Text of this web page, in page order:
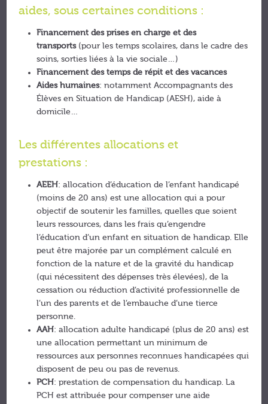
aides, sous certaines conditions :
Financement des prises en charge et des
transports(pour les temps scolaires, dans le cadre des
soins, sorties liées à la vie sociale…)
Financement des temps de répit et des vacances
Aides humaines: notamment Accompagnants des
Élèves en Situation de Handicap (AESH), aide à
domicile…
Les différentes allocations et
prestations :
AEEH : allocation d’éducation de l’enfant handicapé
(moins de 20 ans) est une allocation qui a pour
objectif de soutenir les familles, quelles que soient
leurs ressources, dans les frais qu’engendre
l’éducation d’un enfant en situation de handicap. Elle
peut être majorée par un complément calculé en
fonction de la nature et de la gravité du handicap
(qui nécessitent des dépenses très élevées), de la
cessation ou réduction d’activité professionnelle de
l’un des parents et de l’embauche d’une tierce
personne.
AAH : allocation adulte handicapé (plus de 20 ans) est
une allocation permettant un minimum de
ressources aux personnes reconnues handicapées qui
disposent de peu ou pas de revenus.
PCH : prestation de compensation du handicap. La
PCH est attribuée pour compenser une aide